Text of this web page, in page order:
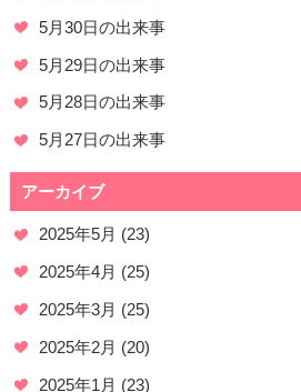
5月30日の出来事
5月29日の出来事
5月28日の出来事
5月27日の出来事
アーカイブ
2025年5月 (23)
2025年4月 (25)
2025年3月 (25)
2025年2月 (20)
2025年1月 (23)